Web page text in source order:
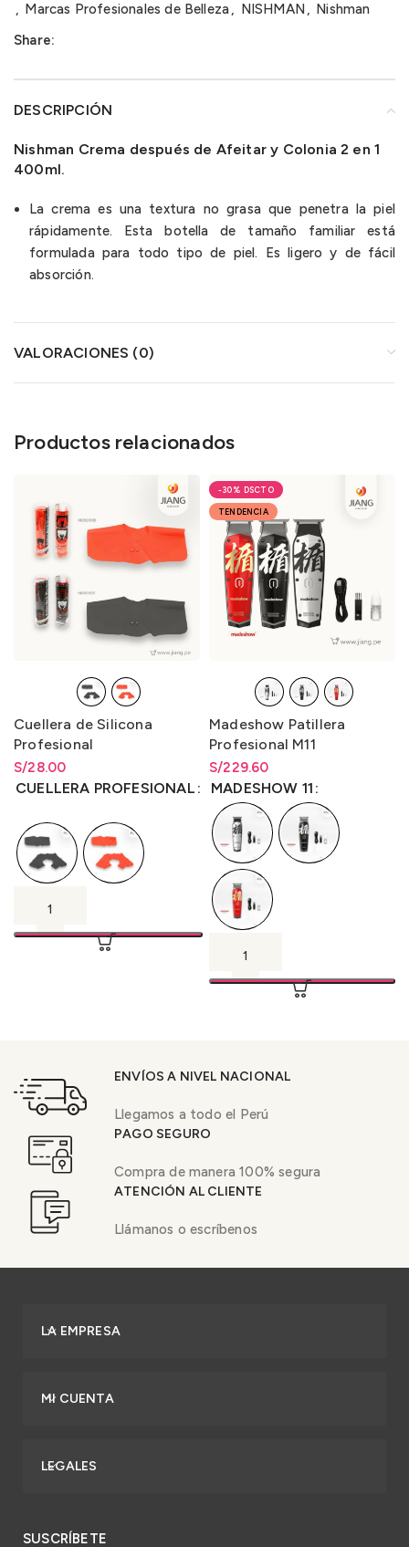
, Marcas Profesionales de Belleza, NISHMAN, Nishman
Share:
DESCRIPCIÓN
Nishman Crema después de Afeitar y Colonia 2 en 1
400ml.
La crema es una textura no grasa que penetra la piel
rápidamente. Esta botella de tamaño familiar está
formulada para todo tipo de piel. Es ligero y de fácil
absorción.
VALORACIONES (0)
Productos relacionados
Cuellera de Silicona
Profesional
S/28.00
Rango de precios: desde
S/28.00hastaS/28.00
CUELLERA PROFESIONAL
-30%
TENDENCIA
Madeshow Patillera
Profesional M11
S/229.60
Rango de precios: desde
S/229.60hastaS/
MADESHOW 11
ENVÍOS A NIVEL NACIONAL
Llegamos a todo el Perú
PAGO SEGURO
Compra de manera 100% segura
ATENCIÓN AL CLIENTE
Llámanos o escríbenos
LA EMPRESA
MI CUENTA
LEGALES
SUSCRÍBETE